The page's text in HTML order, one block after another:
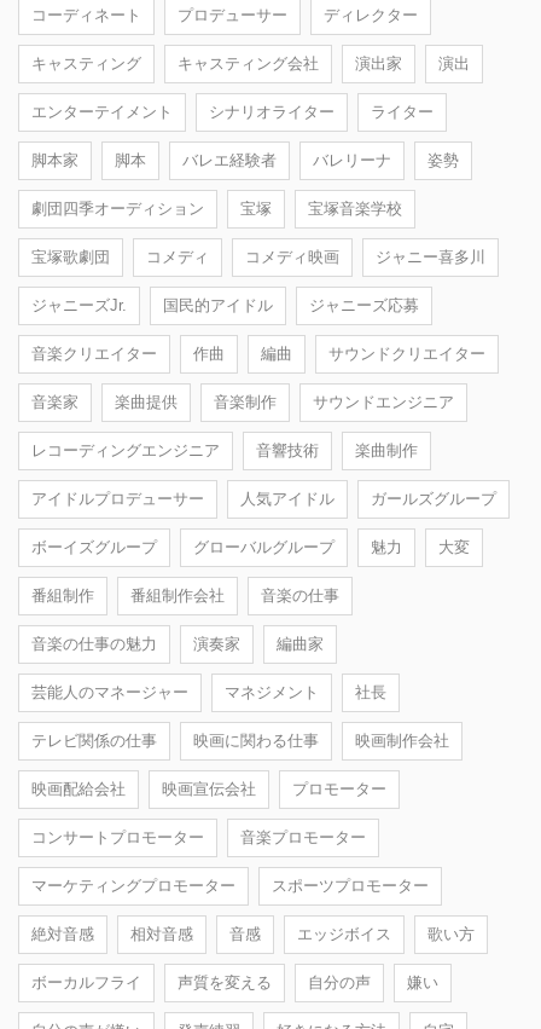
コーディネート プロデューサー ディレクター
キャスティング キャスティング会社 演出家 演出
エンターテイメント シナリオライター ライター
脚本家 脚本 バレエ経験者 バレリーナ 姿勢
劇団四季オーディション 宝塚 宝塚音楽学校
宝塚歌劇団 コメディ コメディ映画 ジャニー喜多川
ジャニーズJr. 国民的アイドル ジャニーズ応募
音楽クリエイター 作曲 編曲 サウンドクリエイター
音楽家 楽曲提供 音楽制作 サウンドエンジニア
レコーディングエンジニア 音響技術 楽曲制作
アイドルプロデューサー 人気アイドル ガールズグループ
ボーイズグループ グローバルグループ 魅力 大変
番組制作 番組制作会社 音楽の仕事
音楽の仕事の魅力 演奏家 編曲家
芸能人のマネージャー マネジメント 社長
テレビ関係の仕事 映画に関わる仕事 映画制作会社
映画配給会社 映画宣伝会社 プロモーター
コンサートプロモーター 音楽プロモーター
マーケティングプロモーター スポーツプロモーター
絶対音感 相対音感 音感 エッジボイス 歌い方
ボーカルフライ 声質を変える 自分の声 嫌い